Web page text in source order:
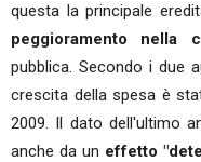
questa la principale
peggioramento nella
pubblica. Secondo i due
crescita della spesa è
2009. Il dato dell'ultimo
anche da un effetto